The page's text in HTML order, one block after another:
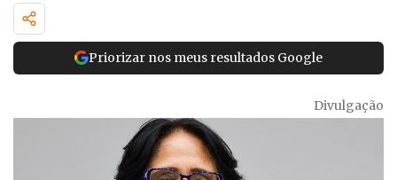
Priorizar nos meus resultados Google
Divulgação